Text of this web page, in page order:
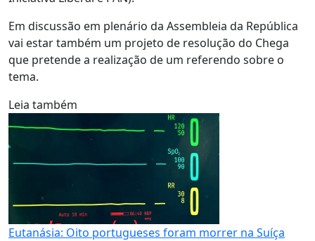
Em discussão em plenário da Assembleia da República
vai estar também um projeto de resolução do Chega
que pretende a realização de um referendo sobre o
tema.
Leia também
Eutanásia: Oito portugueses foram morrer na Suíça